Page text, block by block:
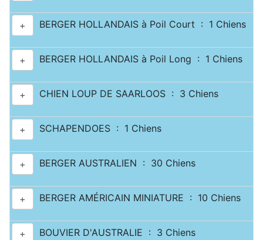
+ BERGER HOLLANDAIS à Poil Court : 1 Chiens
+ BERGER HOLLANDAIS à Poil Long : 1 Chiens
+ CHIEN LOUP DE SAARLOOS : 3 Chiens
+ SCHAPENDOES : 1 Chiens
+ BERGER AUSTRALIEN : 30 Chiens
+ BERGER AMÉRICAIN MINIATURE : 10 Chiens
+ BOUVIER D'AUSTRALIE : 3 Chiens